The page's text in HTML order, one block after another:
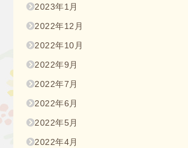
2023年1月
2022年12月
2022年10月
2022年9月
2022年7月
2022年6月
2022年5月
2022年4月